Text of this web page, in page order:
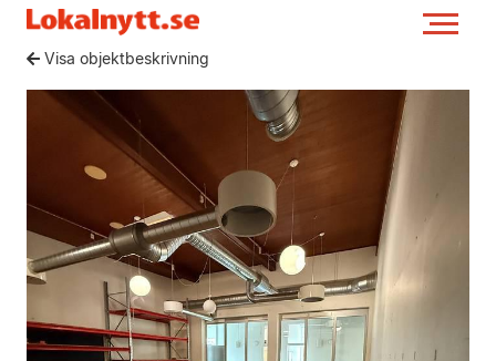
Visa objektbeskrivning